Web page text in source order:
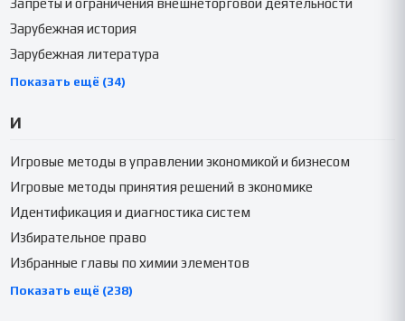
Запреты и ограничения внешнеторговой деятельности
Зарубежная история
Зарубежная литература
Показать ещё (34)
И
Игровые методы в управлении экономикой и бизнесом
Игровые методы принятия решений в экономике
Идентификация и диагностика систем
Избирательное право
Избранные главы по химии элементов
Показать ещё (238)